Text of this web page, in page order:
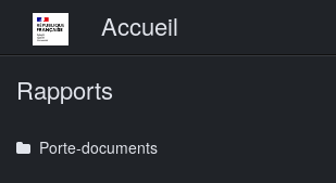
Menu principalAccueil
Rapports
Porte-documents